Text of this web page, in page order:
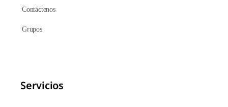
Contáctenos
Grupos
Servicios